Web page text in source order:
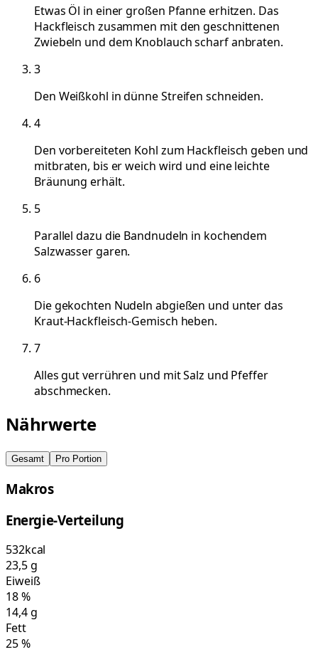
Etwas Öl in einer großen Pfanne erhitzen. Das
Hackfleisch zusammen mit den geschnittenen
Zwiebeln und dem Knoblauch scharf anbraten.
3
Den Weißkohl in dünne Streifen schneiden.
4
Den vorbereiteten Kohl zum Hackfleisch geben und
mitbraten, bis er weich wird und eine leichte
Bräunung erhält.
5
Parallel dazu die Bandnudeln in kochendem
Salzwasser garen.
6
Die gekochten Nudeln abgießen und unter das
Kraut-Hackfleisch-Gemisch heben.
7
Alles gut verrühren und mit Salz und Pfeffer
abschmecken.
Nährwerte
Gesamt Pro Portion
Makros
Energie-Verteilung
532kcal
23,5g
Eiweiß
18%
14,4g
Fett
25%